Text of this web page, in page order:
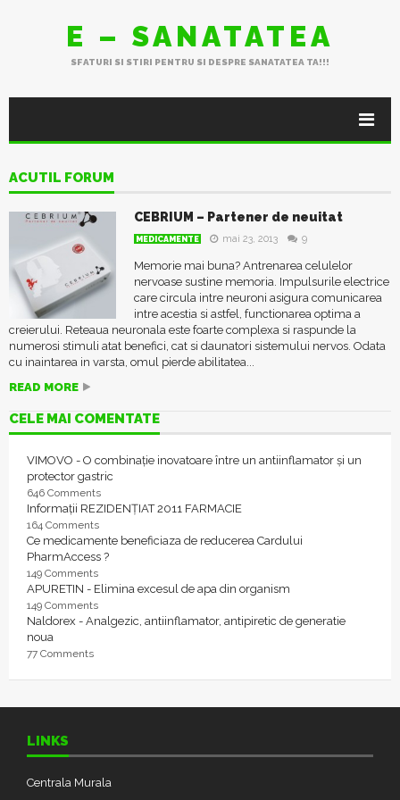
E – SANATATEA
SFATURI SI STIRI PENTRU SI DESPRE SANATATEA TA!!!
ACUTIL FORUM
CEBRIUM – Partener de neuitat
MEDICAMENTE mai 23, 2013 9
Memorie mai buna? Antrenarea celulelor
nervoase sustine memoria. Impulsurile electrice
care circula intre neuroni asigura comunicarea
intre acestia si astfel, functionarea optima a
creierului. Reteaua neuronala este foarte complexa si raspunde la
numerosi stimuli atat benefici, cat si daunatori sistemului nervos. Odata
cu inaintarea in varsta, omul pierde abilitatea...
READ MORE
CELE MAI COMENTATE
VIMOVO - O combinație inovatoare între un antiinflamator și un
protector gastric
646 Comments
Informații REZIDENȚIAT 2011 FARMACIE
164 Comments
Ce medicamente beneficiaza de reducerea Cardului
PharmAccess ?
149 Comments
APURETIN - Elimina excesul de apa din organism
149 Comments
Naldorex - Analgezic, antiinflamator, antipiretic de generatie
noua
77 Comments
LINKS
Centrala Murala